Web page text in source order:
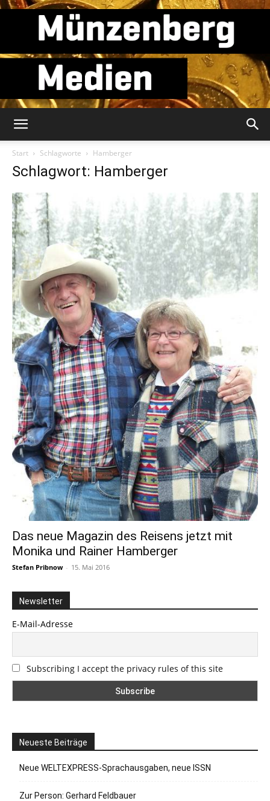
Start Schlagworte Hamberger
Schlagwort: Hamberger
Das neue Magazin des Reisens jetzt mit
Monika und Rainer Hamberger
Stefan Pribnow - 15. Mai 2016
Newsletter
E-Mail-Adresse
Subscribing I accept the privacy rules of this site
Neueste Beiträge
Neue WELTEXPRESS-Sprachausgaben, neue ISSN
Zur Person: Gerhard Feldbauer